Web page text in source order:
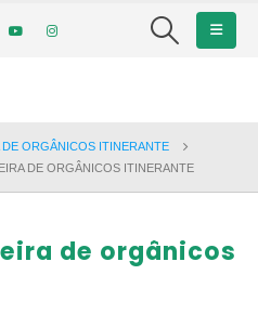
ORGÂNICOS ITINERANTE
DE ORGÂNICOS ITINERANTE
de orgânicos